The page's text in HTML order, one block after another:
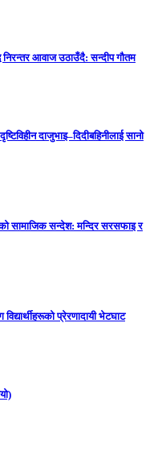
आवाज उठाउँदै: सन्दीप गौतम
दाजुभाइ–दिदीबहिनीलाई सानो
सामाजिक सन्देश: मन्दिर सरसफाइ र
प्रेरणादायी भेटघाट